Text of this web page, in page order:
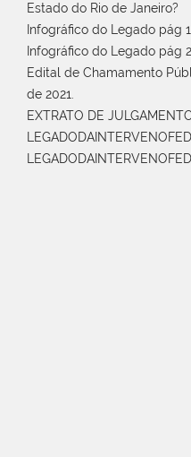
Estado do Rio de Janeiro?
Infográfico do Legado pág
Infográfico do Legado pág
Edital de Chamamento
de 2021.
EXTRATO DE